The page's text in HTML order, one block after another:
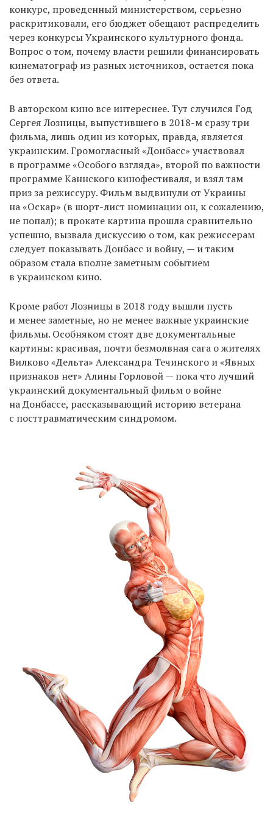
конкурс, проведенный министерством, серьезно
раскритиковали, его бюджет обещают распределить
через конкурсы Украинского культурного фонда.
Вопрос о том, почему власти решили финансировать
кинематограф из разных источников, остается пока
без ответа.
В авторском кино все интереснее. Тут случился Год
Сергея Лозницы, выпустившего в 2018-м сразу три
фильма, лишь один из которых, правда, является
украинским. Громогласный «Донбасс» участвовал
в программе «Особого взгляда», второй по важности
программе Каннского кинофестиваля, и взял там
приз за режиссуру. Фильм выдвинули от Украины
на «Оскар» (в шорт-лист номинации он, к сожалению,
не попал); в прокате картина прошла сравнительно
успешно, вызвала дискуссию о том, как режиссерам
следует показывать Донбасс и войну, — и таким
образом стала вполне заметным событием
в украинском кино.
Кроме работ Лозницы в 2018 году вышли пусть
и менее заметные, но не менее важные украинские
фильмы. Особняком стоят две документальные
картины: красивая, почти безмолвная сага о жителях
Вилково «Дельта» Александра Течинского и «Явных
признаков нет» Алины Горловой — пока что лучший
украинский документальный фильм о войне
на Донбассе, рассказывающий историю ветерана
с посттравматическим синдромом.